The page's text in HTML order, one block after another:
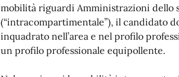
mobilità riguardi Amministrazioni dello
(“intracompartimentale”), il candidato
inquadrato nell’area e nel profilo
un profilo professionale equipollente.